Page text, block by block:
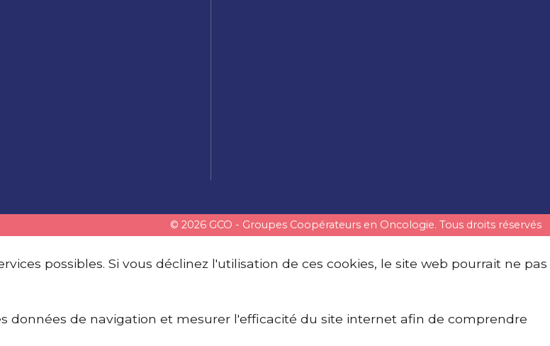
© 2026 GCO - Groupes Coopérateurs en Oncologie. Tous droits réservés
possibles. Si vous déclinez l'utilisation de ces cookies, le site web pourrait ne pas
données de navigation et mesurer l'efficacité du site internet afin de comprendre